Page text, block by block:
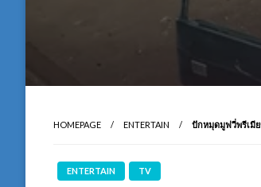
HOMEPAGE ENTERTAIN ปักหมุดมูฟวี่พรีเมี
ENTERTAIN TV